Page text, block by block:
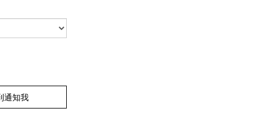
通知我